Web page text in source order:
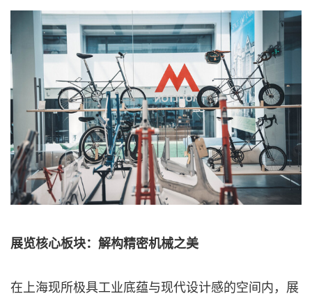
展览核心板块：解构精密机械之美
在上海现所极具工业底蕴与现代设计感的空间内，展